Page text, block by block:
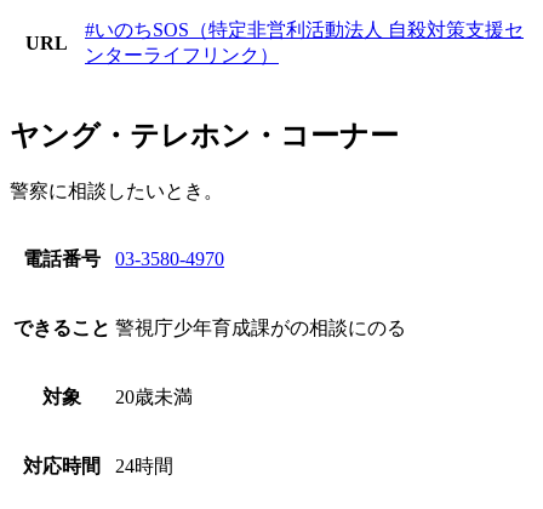
URL
#いのちSOS（特定非営利活動法人 自殺対策支援セ
ンターライフリンク）
ヤング・テレホン・コーナー
警察に相談したいとき。
電話番号 03-3580-4970
できること 警視庁少年育成課がの相談にのる
対象 20歳未満
対応時間 24時間